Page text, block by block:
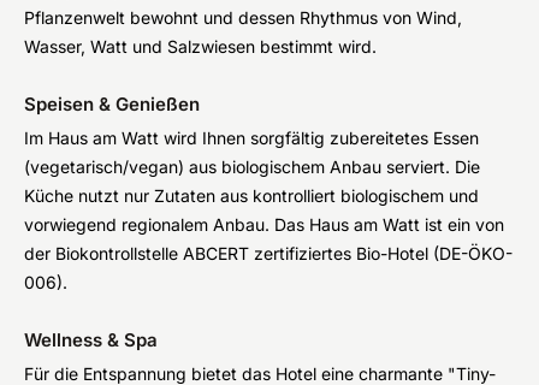
Pflanzenwelt bewohnt und dessen Rhythmus von Wind,
Wasser, Watt und Salzwiesen bestimmt wird.
Speisen & Genießen
Im Haus am Watt wird Ihnen sorgfältig zubereitetes Essen
(vegetarisch/vegan) aus biologischem Anbau serviert. Die
Küche nutzt nur Zutaten aus kontrolliert biologischem und
vorwiegend regionalem Anbau. Das Haus am Watt ist ein von
der Biokontrollstelle ABCERT zertifiziertes Bio-Hotel (DE-ÖKO-
006).
Wellness & Spa
Für die Entspannung bietet das Hotel eine charmante "Tiny-